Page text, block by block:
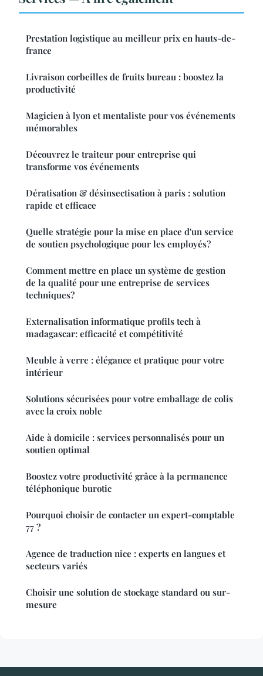
Prestation logistique au meilleur prix en hauts-de-
france
Livraison corbeilles de fruits bureau : boostez la
productivité
Magicien à lyon et mentaliste pour vos événements
mémorables
Découvrez le traiteur pour entreprise qui
transforme vos événements
Dératisation & désinsectisation à paris : solution
rapide et efficace
Quelle stratégie pour la mise en place d'un service
de soutien psychologique pour les employés?
Comment mettre en place un système de gestion
de la qualité pour une entreprise de services
techniques?
Externalisation informatique profils tech à
madagascar: efficacité et compétitivité
Meuble à verre : élégance et pratique pour votre
intérieur
Solutions sécurisées pour votre emballage de colis
avec la croix noble
Aide à domicile : services personnalisés pour un
soutien optimal
Boostez votre productivité grâce à la permanence
téléphonique burotic
Pourquoi choisir de contacter un expert-comptable
77 ?
Agence de traduction nice : experts en langues et
secteurs variés
Choisir une solution de stockage standard ou sur-
mesure